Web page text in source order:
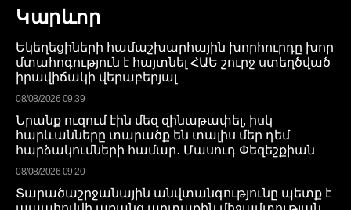
Կարևոր
Եկեղեցիների համաշխարհային խորհուրդը խոր
մտահոգություն է հայտնել ՀԱԵ շուրջ ստեղծված
իրավիճակի վերաբերյալ
08/08/2026 09:39
Նրանք ուզում էին մեզ զինաթափել, իսկ
հարևանները տարածք են տալիս մեր դեմ
հարձակումների համար․ Մասուդ Փեզեշքիան
08/08/2026 09:20
Տարածաշրջանային անվտանգությունը պետք է